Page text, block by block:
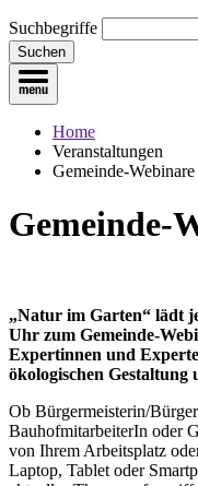
Suchbegriffe
Suchen
Home
Veranstaltungen
Gemeinde-Webinare
Gemeinde-
„Natur im Garten“ lädt
Uhr zum Gemeinde-
Expertinnen und
ökologischen
Ob Bürgermeisterin/
BauhofmitarbeiterIn oder
von Ihrem Arbeitsplatz
Laptop, Tablet oder